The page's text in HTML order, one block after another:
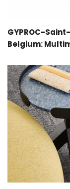
GYPROC-
Belgium: